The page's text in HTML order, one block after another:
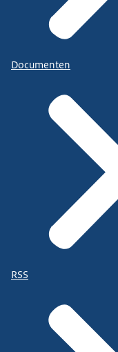
Documenten
RSS